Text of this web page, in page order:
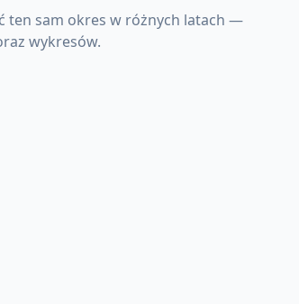
ten sam okres w różnych latach —
wykresów.